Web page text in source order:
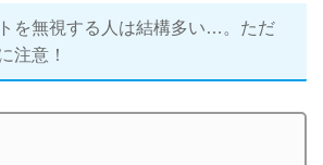
を無視する人は結構多い…。ただ
注意！